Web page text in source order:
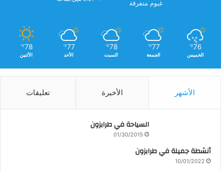
غيوم متفرقة
76
℉
الخميس
77
℉
الجمعة
78
℉
السبت
77
℉
الأحد
78
℉
الأثنين
الأشهر الأخيرة تعليقات
السياحة في طرابزون
01/30/2015
أنشطة جميلة في طرابزون
10/01/2022